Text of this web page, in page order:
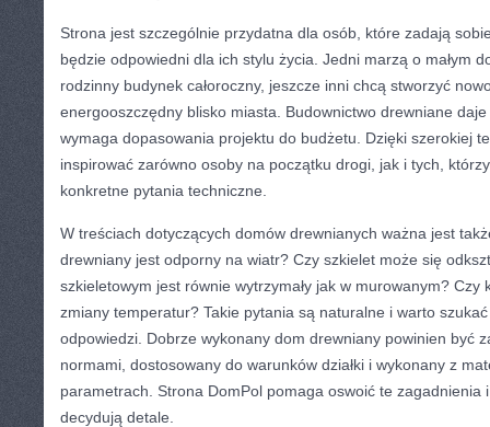
Strona jest szczególnie przydatna dla osób, które zadają
będzie odpowiedni dla ich stylu życia. Jedni marzą o małym
rodzinny budynek całoroczny, jeszcze inni chcą stworzyć
energooszczędny blisko miasta. Budownictwo drewniane
wymaga dopasowania projektu do budżetu. Dzięki szerokiej
inspirować zarówno osoby na początku drogi, jak i tych,
konkretne pytania techniczne.
W treściach dotyczących domów drewnianych ważna jest
drewniany jest odporny na wiatr? Czy szkielet może się
szkieletowym jest równie wytrzymały jak w murowanym? Czy
zmiany temperatur? Takie pytania są naturalne i warto
odpowiedzi. Dobrze wykonany dom drewniany powinien być
normami, dostosowany do warunków działki i wykonany z
parametrach. Strona DomPol pomaga oswoić te zagadnienia
decydują detale.